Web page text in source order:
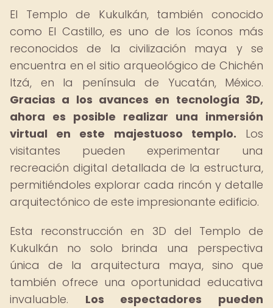
El Templo de Kukulkán, también conocido
como El Castillo, es uno de los íconos más
reconocidos de la civilización maya y se
encuentra en el sitio arqueológico de Chichén
Itzá, en la península de Yucatán, México.
Gracias a los avances en tecnología 3D,
ahora es posible realizar una inmersión
virtual en este majestuoso templo. Los
visitantes pueden experimentar una
recreación digital detallada de la estructura,
permitiéndoles explorar cada rincón y detalle
arquitectónico de este impresionante edificio.
Esta reconstrucción en 3D del Templo de
Kukulkán no solo brinda una perspectiva
única de la arquitectura maya, sino que
también ofrece una oportunidad educativa
invaluable. Los espectadores pueden